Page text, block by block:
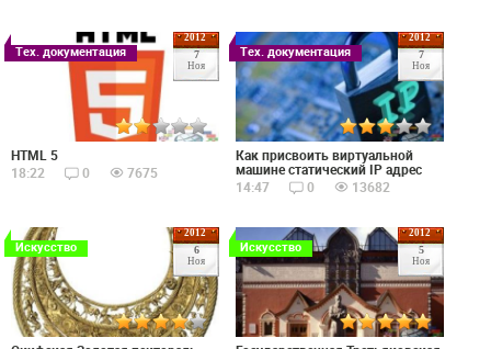
2012
7
Ноя
Тех. документация
HTML 5
18:22
0 7675
2012
7
Ноя
Тех. документация
Как присвоить виртуальной
машине статический IP адрес
14:47
0 13682
2012
6
Ноя
Искусство
2012
5
Ноя
Искусство